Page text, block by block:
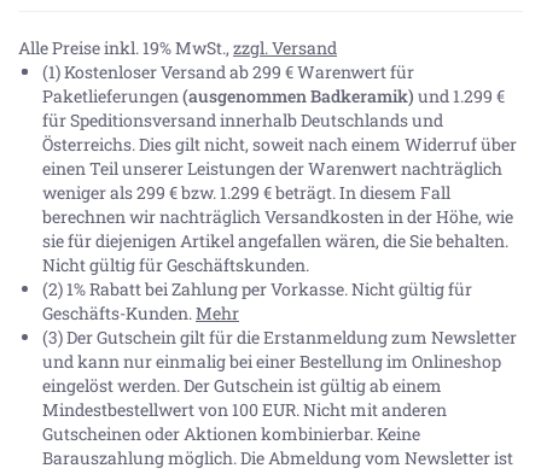
Alle Preise inkl. 19% MwSt., zzgl. Versand
(1) Kostenloser Versand ab 299 € Warenwert für
Paketlieferungen(ausgenommen Badkeramik) und 1.299 €
für Speditionsversand innerhalb Deutschlands und
Österreichs. Dies gilt nicht, soweit nach einem Widerruf über
einen Teil unserer Leistungen der Warenwert nachträglich
weniger als 299 € bzw. 1.299 € beträgt. In diesem Fall
berechnen wir nachträglich Versandkosten in der Höhe, wie
sie für diejenigen Artikel angefallen wären, die Sie behalten.
Nicht gültig für Geschäftskunden.
(2) 1% Rabatt bei Zahlung per Vorkasse. Nicht gültig für
Geschäfts-Kunden.Mehr
(3) Der Gutschein gilt für die Erstanmeldung zum Newsletter
und kann nur einmalig bei einer Bestellung im Onlineshop
eingelöst werden. Der Gutschein ist gültig ab einem
Mindestbestellwert von 100 EUR. Nicht mit anderen
Gutscheinen oder Aktionen kombinierbar. Keine
Barauszahlung möglich. Die Abmeldung vom Newsletter ist